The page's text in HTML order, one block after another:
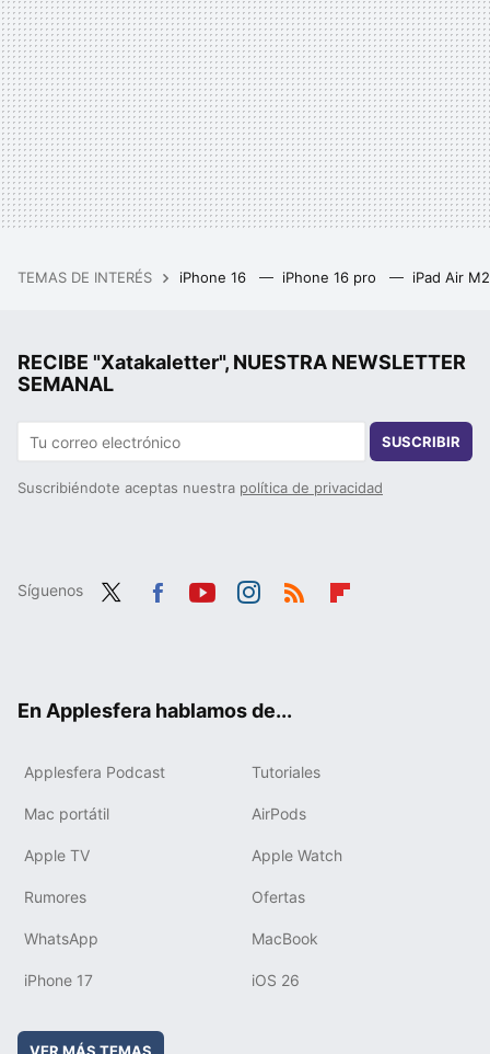
TEMAS DE INTERÉS iPhone 16 iPhone 16 pro iPad Air
RECIBE "Xatakaletter", NUESTRA NEWSLETTER
SEMANAL
SUSCRIBIR
Suscribiéndote aceptas nuestra política de privacidad
Síguenos
En Applesfera hablamos de...
Applesfera Podcast Tutoriales
Mac portátil AirPods
Apple TV Apple Watch
Rumores Ofertas
WhatsApp MacBook
iPhone 17 iOS 26